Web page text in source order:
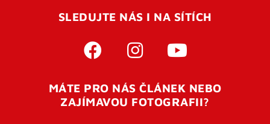
SLEDUJTE NÁS I NA SÍTÍCH
MÁTE PRO NÁS ČLÁNEK NEBO
ZAJÍMAVOU FOTOGRAFII?